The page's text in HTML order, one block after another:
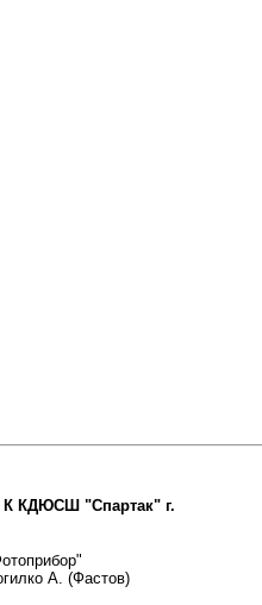
К КДЮСШ "Спартак" г.
А. (Фастов)